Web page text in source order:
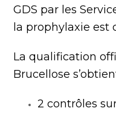
GDS par les
la prophylaxie est
La qualification
Brucellose
2 contrôles